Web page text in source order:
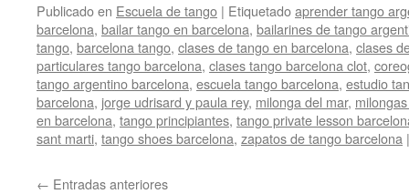
Publicado en Escuela de tango | Etiquetadoaprender tango
barcelona, bailar tango en barcelona, bailarines de tango
tango, barcelona tango, clases de tango en barcelona, clases
particulares tango barcelona, clases tango barcelona clot,
tango argentino barcelona, escuela tango barcelona, estudio
barcelona, jorge udrisard y paula rey, milonga del mar,
en barcelona, tango principiantes, tango private lesson
sant marti, tango shoes barcelona, zapatos de tango barcelona |
← Entradas anteriores